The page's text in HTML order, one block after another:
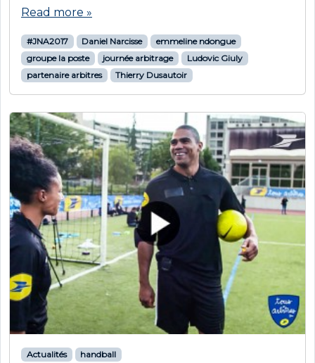
Read more »
#JNA2017 Daniel Narcisse
emmeline ndongue
groupe la poste
journée arbitrage
Ludovic Giuly
partenaire arbitres
Thierry Dusautoir
Actualités handball